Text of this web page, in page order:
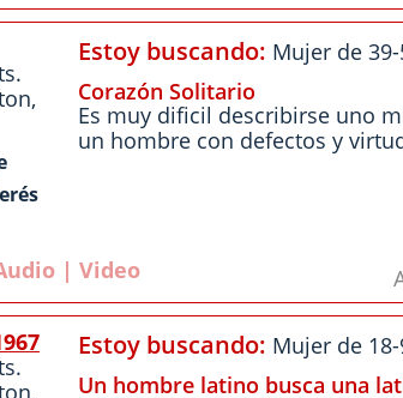
,
Estoy buscando: Mujer de
Corazón Solitario
Es muy dificil describirse uno
un hombre con defectos y
| Video
,
Estoy buscando: Mujer de
Un hombre latino busca una